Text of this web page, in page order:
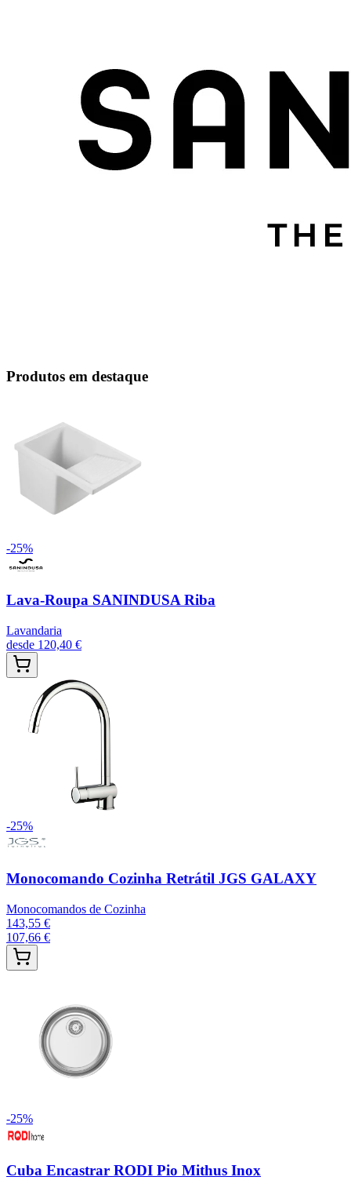
Produtos em destaque
-25%
Lava-Roupa SANINDUSA Riba
Lavandaria
desde 120,40 €
-25%
Monocomando Cozinha Retrátil JGS GALAXY
Monocomandos de Cozinha
143,55 €
107,66 €
-25%
Cuba Encastrar RODI Pio Mithus Inox